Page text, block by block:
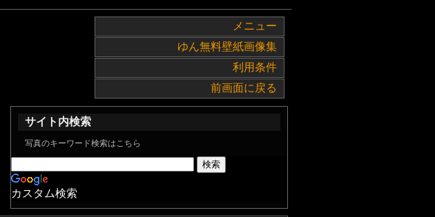
メニュー
ゆん無料壁紙画像集
利用条件
前画面に戻る
サイト内検索
写真のキーワード検索はこちら
カスタム検索